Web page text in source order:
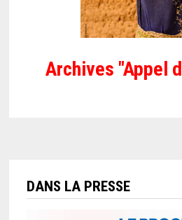
Archives "Appel
DANS LA PRESSE